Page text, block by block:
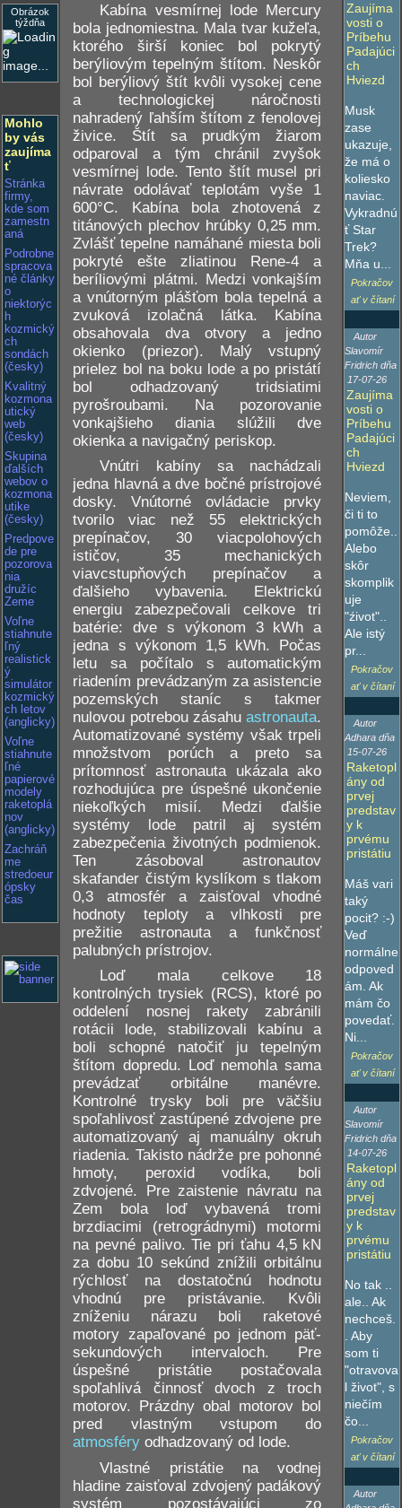
Obrázok
týždňa
Mohlo
by vás
zaujíma
ť
Stránka
firmy,
kde som
zamestn
aná
Podrobne
spracova
né články
o
niektorýc
h
kozmický
ch
sondách
(česky)
Kvalitný
kozmona
utický
web
(česky)
Skupina
ďalších
webov o
kozmona
utike
(česky)
Predpove
de pre
pozorova
nia
družíc
Zeme
Voľne
stiahnute
ľný
realistick
ý
simulátor
kozmický
ch letov
(anglicky)
Voľne
stiahnute
ľné
papierové
modely
raketoplá
nov
(anglicky)
Zachráň
me
stredoeur
ópsky
čas
Kabína vesmírnej lode Mercury
bola jednomiestna. Mala tvar kužeľa,
ktorého širší koniec bol pokrytý
berýliovým tepelným štítom. Neskôr
bol berýliový štít kvôli vysokej cene
a technologickej náročnosti
nahradený ľahším štítom z fenolovej
živice. Štít sa prudkým žiarom
odparoval a tým chránil zvyšok
vesmírnej lode. Tento štít musel pri
návrate odolávať teplotám vyše 1
600°C. Kabína bola zhotovená z
titánových plechov hrúbky 0,25 mm.
Zvlášť tepelne namáhané miesta boli
pokryté ešte zliatinou Rene-4 a
beríliovými plátmi. Medzi vonkajším
a vnútorným plášťom bola tepelná a
zvuková izolačná látka. Kabína
obsahovala dva otvory a jedno
okienko (priezor). Malý vstupný
prielez bol na boku lode a po pristátí
bol odhadzovaný tridsiatimi
pyrošroubami. Na pozorovanie
vonkajšieho diania slúžili dve
okienka a navigačný periskop.
Vnútri kabíny sa nachádzali
jedna hlavná a dve bočné prístrojové
dosky. Vnútorné ovládacie prvky
tvorilo viac než 55 elektrických
prepínačov, 30 viacpolohových
ističov, 35 mechanických
viavcstupňových prepínačov a
ďalšieho vybavenia. Elektrickú
energiu zabezpečovali celkove tri
batérie: dve s výkonom 3 kWh a
jedna s výkonom 1,5 kWh. Počas
letu sa počítalo s automatickým
riadením prevádzaným za asistencie
pozemských staníc s takmer
nulovou potrebou zásahuastronauta.
Automatizované systémy však trpeli
množstvom porúch a preto sa
prítomnosť astronauta ukázala ako
rozhodujúca pre úspešné ukončenie
niekoľkých misií. Medzi ďalšie
systémy lode patril aj systém
zabezpečenia životných podmienok.
Ten zásoboval astronautov
skafander čistým kyslíkom s tlakom
0,3 atmosfér a zaisťoval vhodné
hodnoty teploty a vlhkosti pre
prežitie astronauta a funkčnosť
palubných prístrojov.
Loď mala celkove 18
kontrolných trysiek (RCS), ktoré po
oddelení nosnej rakety zabránili
rotácii lode, stabilizovali kabínu a
boli schopné natočiť ju tepelným
štítom dopredu. Loď nemohla sama
prevádzať orbitálne manévre.
Kontrolné trysky boli pre väčšiu
spoľahlivosť zastúpené zdvojene pre
automatizovaný aj manuálny okruh
riadenia. Takisto nádrže pre pohonné
hmoty, peroxid vodíka, boli
zdvojené. Pre zaistenie návratu na
Zem bola loď vybavená tromi
brzdiacimi (retrográdnymi) motormi
na pevné palivo. Tie pri ťahu 4,5 kN
za dobu 10 sekúnd znížili orbitálnu
rýchlosť na dostatočnú hodnotu
vhodnú pre pristávanie. Kvôli
zníženiu nárazu boli raketové
motory zapaľované po jednom päť-
sekundových intervaloch. Pre
úspešné pristátie postačovala
spoľahlivá činnosť dvoch z troch
motorov. Prázdny obal motorov bol
pred vlastným vstupom do
atmosféry odhadzovaný od lode.
Vlastné pristátie na vodnej
hladine zaisťoval zdvojený padákový
systém pozostávajúci zo
Zaujíma
vosti o
Príbehu
Padajúci
ch
Hviezd
Musk
zase
ukazuje,
že má o
koliesko
naviac.
Vykradnú
ť Star
Trek?
Mňa u...
Pokračov
ať v čítaní
Autor
Slavomír
Fridrich dňa
17-07-26
Zaujíma
vosti o
Príbehu
Padajúci
ch
Hviezd
Neviem,
či ti to
pomôže..
Alebo
skôr
skomplik
uje
"źivot"..
Ale istý
pr...
Pokračov
ať v čítaní
Autor
Adhara dňa
15-07-26
Raketopl
ány od
prvej
predstav
y k
prvému
pristátiu
Máš vari
taký
pocit? :-)
Veď
normálne
odpoved
ám. Ak
mám čo
povedať.
Ni...
Pokračov
ať v čítaní
Autor
Slavomír
Fridrich dňa
14-07-26
Raketopl
ány od
prvej
predstav
y k
prvému
pristátiu
No tak ..
ale.. Ak
nechceš.
. Aby
som ti
"otravova
l život", s
niečím
čo...
Pokračov
ať v čítaní
Autor